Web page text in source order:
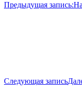
Предыдущая запись:
Следующая запись